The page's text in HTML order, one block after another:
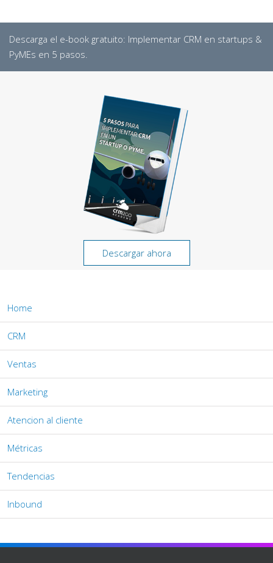
Home
CRM
Ventas
Marketing
Atencion al cliente
Métricas
Tendencias
Inbound
Descarga el e-book gratuito: Implementar CRM en startups &
PyMEs en 5 pasos
Descargar ahora